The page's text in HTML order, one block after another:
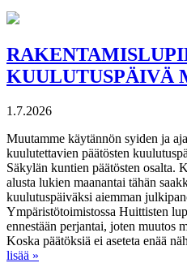
KUULUTUSPÄIVÄ
1.7.2026
Muutamme käytännön syiden ja
kuulutettavien päätösten
Säkylän kuntien päätösten osalta.
alusta lukien maanantai tähän
kuulutuspäiväksi aiemman
Ympäristötoimistossa Huittisten
ennestään perjantai, joten muutos
Koska päätöksiä ei aseteta enää
lisää »